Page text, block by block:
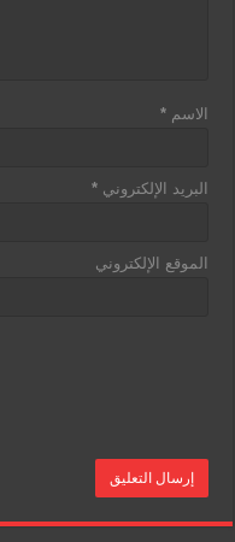
الاسم*
البريد الإلكتروني*
الموقع الإلكتروني